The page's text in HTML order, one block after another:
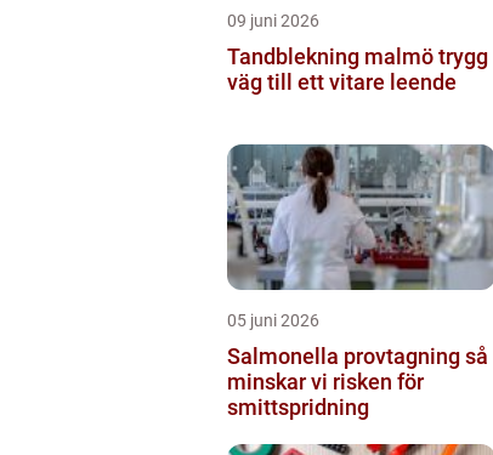
09 juni 2026
Tandblekning malmö trygg
väg till ett vitare leende
05 juni 2026
Salmonella provtagning så
minskar vi risken för
smittspridning